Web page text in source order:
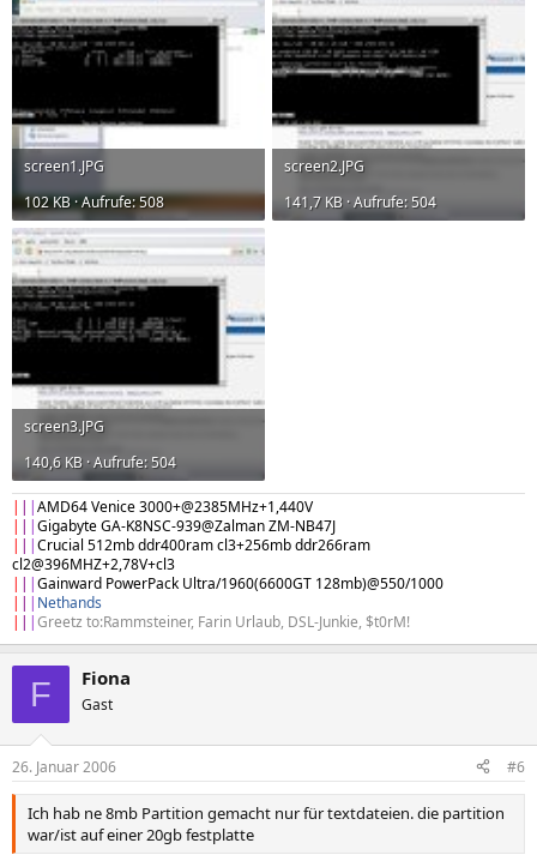
screen1.JPG
102 KB · Aufrufe: 508
screen2.JPG
141,7 KB · Aufrufe: 504
screen3.JPG
140,6 KB · Aufrufe: 504
| | |AMD64 Venice 3000+@2385MHz+1,440V
| | |Gigabyte GA-K8NSC-939@Zalman ZM-NB47J
| | |Crucial 512mb ddr400ram cl3+256mb ddr266ram
cl2@396MHZ+2,78V+cl3
| | |Gainward PowerPack Ultra/1960(6600GT 128mb)@550/1000
| | | Nethands
| | |Greetz to:Rammsteiner, Farin Urlaub, DSL-Junkie, $t0rM!
F Fiona
Gast
26. Januar 2006 #6
Ich hab ne 8mb Partition gemacht nur für textdateien. die partition
war/ist auf einer 20gb festplatte